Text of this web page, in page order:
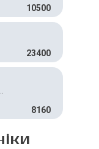
10500
23400
8160